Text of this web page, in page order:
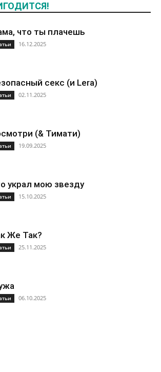
что ты плачешь
16.12.2025
секс (и Lera)
02.11.2025
(& Тимати)
19.09.2025
украл мою звезду
15.10.2025
Же Так?
25.11.2025
06.10.2025